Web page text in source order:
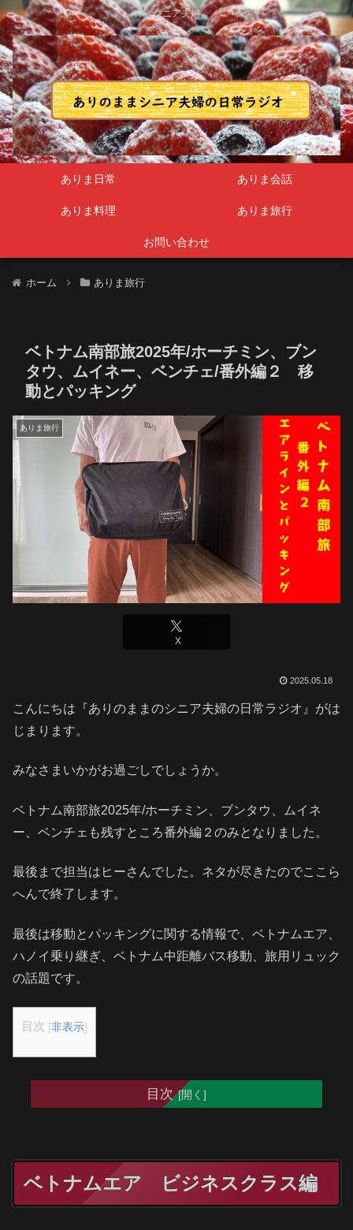
シニア夫婦
ありま日常 ありま会話
ありま料理 ありま旅行
お問い合わせ
ホーム ありま旅行
ベトナム南部旅2025年/ホーチミン、ブン
タウ、ムイネー、ベンチェ/番外編２ 移
動とパッキング
ありま旅行
X
2025.05.18
こんにちは『ありのままのシニア夫婦の日常ラジオ』がは
じまります。
みなさまいかがお過ごしでしょうか。
ベトナム南部旅2025年/ホーチミン、ブンタウ、ムイネ
ー、ベンチェも残すところ番外編２のみとなりました。
最後まで担当はヒーさんでした。ネタが尽きたのでここら
へんで終了します。
最後は移動とパッキングに関する情報で、ベトナムエア、
ハノイ乗り継ぎ、ベトナム中距離バス移動、旅用リュック
の話題です。
目次 [非表示]
目次
ベトナムエア ビジネスクラス編